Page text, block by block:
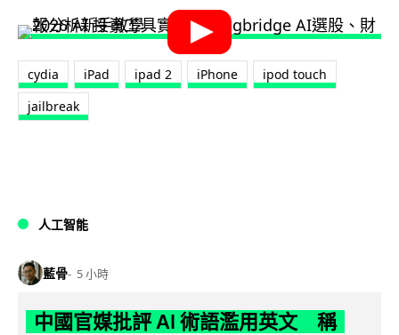
cydia iPad ipad 2 iPhone
ipod touch
jailbreak
人工智能
藍骨 5 小時
中國官媒批評 AI 術語濫用英文 稱